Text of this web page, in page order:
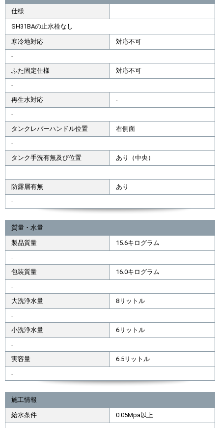
仕様
SH31BAの止水栓なし
寒冷地対応
対応不可
-
ふた固定仕様
対応不可
-
再生水対応
-
-
タンクレバーハンドル位置
右側面
-
タンク手洗有無及び位置
あり（中央）
防露層有無
あり
-
質量・水量
製品質量
15.6キログラム
-
包装質量
16.0キログラム
-
大洗浄水量
8リットル
-
小洗浄水量
6リットル
-
実容量
6.5リットル
-
施工情報
給水条件
0.05Mpa以上